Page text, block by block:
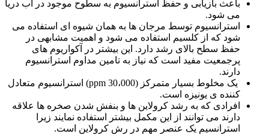
باعث بازیابی و حفظ استرانسیوم به سطوح موجود در آب دریا
می شود.
استرانسیوم توسط مرجان ها به همان شیوه ای استفاده می
شود که از کلسیم استفاده می شود و اهمیت مشابهی در
حفظ سطح بالای رشد دارد. این بیشتر در آکواریوم های
پرجمعیت مفید است که نیاز به تامین مداوم استرانسیوم
دارند.
یک مخلوط بسیار متمرکز (30،000 ppm) استرانسیوم متعادل
کننده ی یونیزه است.
افرادی که به رشد کرولاین ها و بنفش شدن صخره ها علاقه
دارند می توانند از این مکمل بیشتر استفاده نمایند زیرا
استرانسیم یک عنصر مهم در رش کرولاین است.